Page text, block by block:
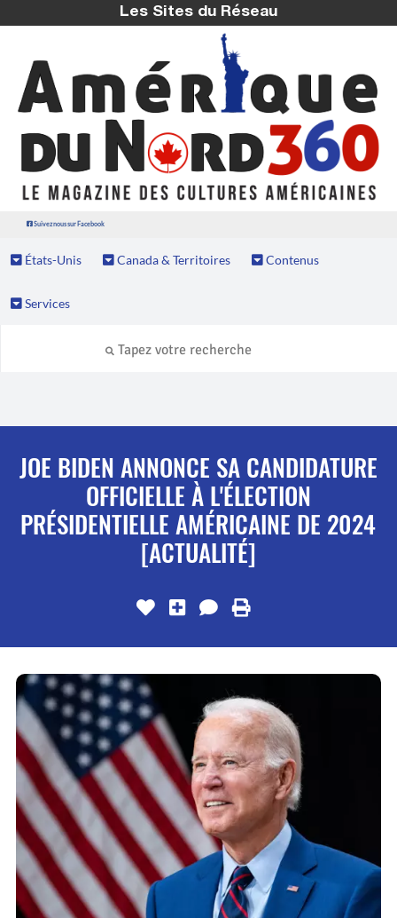
Les Sites du Réseau
Suivez nous sur Facebook
États-Unis Canada & Territoires Contenus
Services
JOE BIDEN ANNONCE SA CANDIDATURE
OFFICIELLE À L'ÉLECTION
PRÉSIDENTIELLE AMÉRICAINE DE 2024
[ACTUALITÉ]